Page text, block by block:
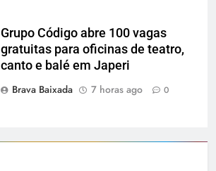
Grupo Código abre 100 vagas
gratuitas para oficinas de teatro,
canto e balé em Japeri
Brava Baixada
7 horas ago 0